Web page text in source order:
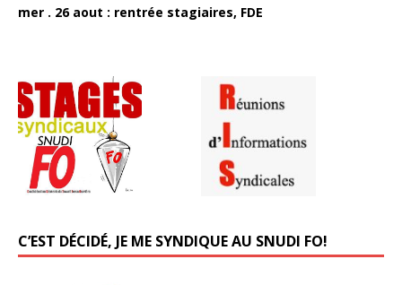
mer . 26 aout : rentrée stagiaires, FDE
C’EST DÉCIDÉ, JE ME SYNDIQUE AU SNUDI FO!